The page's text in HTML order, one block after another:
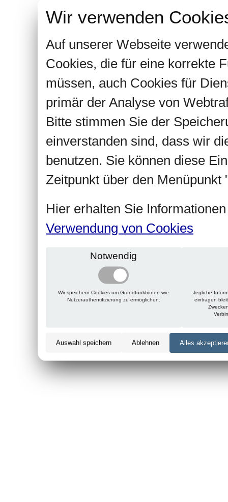
Wir verwenden
Auf unserer Webseite
Cookies, die für eine korrekte
müssen, auch Cookies für
primär der Analyse von
Bitte stimmen Sie der
einverstanden sind, dass wir
benutzen. Sie können diese
Zeitpunkt über den Menüpunkt
Hier erhalten Sie
Verwendung von Cookies
Notwendig
Wir speichern Cookies um Grundfunktionen wie
Nutzerauthentifizierung zu ermöglichen.
Jegliche
eintragen
Auswahl speichern Ablehnen Alles